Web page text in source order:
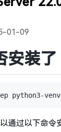
01-09
安装
通过以下命令